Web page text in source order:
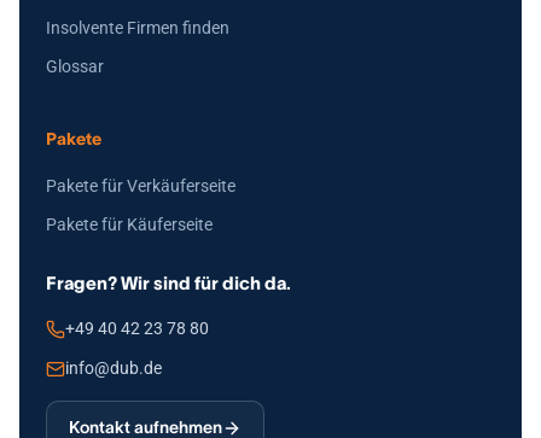
Insolvente Firmen finden
Glossar
Pakete
Pakete für Verkäuferseite
Pakete für Käuferseite
Fragen? Wir sind für dich da.
+49 40 42 23 78 80
info@dub.de
Kontakt aufnehmen